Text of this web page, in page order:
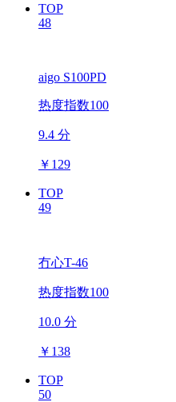
TOP
48
aigo S100PD
热度指数100
9.4 分
￥ 129
TOP
49
冇心T-46
热度指数100
10.0 分
￥ 138
TOP
50